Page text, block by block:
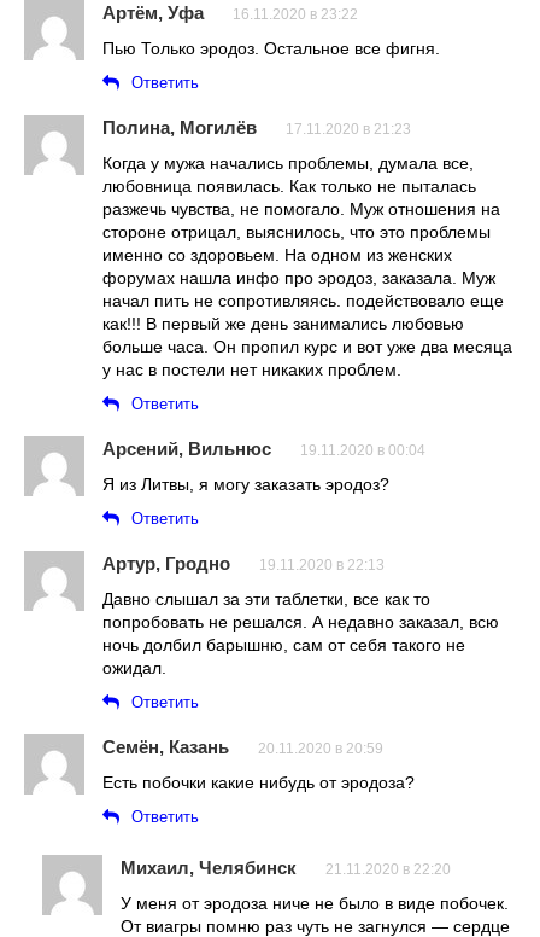
Артём, Уфа 16.11.2020 в 23:22
Пью Только эродоз. Остальное все фигня.
Ответить
Полина, Могилёв 17.11.2020 в 21:23
Когда у мужа начались проблемы, думала все,
любовница появилась. Как только не пыталась
разжечь чувства, не помогало. Муж отношения на
стороне отрицал, выяснилось, что это проблемы
именно со здоровьем. На одном из женских
форумах нашла инфо про эродоз, заказала. Муж
начал пить не сопротивляясь. подействовало еще
как!!! В первый же день занимались любовью
больше часа. Он пропил курс и вот уже два месяца
у нас в постели нет никаких проблем.
Ответить
Арсений, Вильнюс 19.11.2020 в 00:04
Я из Литвы, я могу заказать эродоз?
Ответить
Артур, Гродно 19.11.2020 в 22:13
Давно слышал за эти таблетки, все как то
попробовать не решался. А недавно заказал, всю
ночь долбил барышню, сам от себя такого не
ожидал.
Ответить
Семён, Казань 20.11.2020 в 20:59
Есть побочки какие нибудь от эродоза?
Ответить
Михаил, Челябинск 21.11.2020 в 22:20
У меня от эродоза ниче не было в виде побочек.
От виагры помню раз чуть не загнулся — сердце